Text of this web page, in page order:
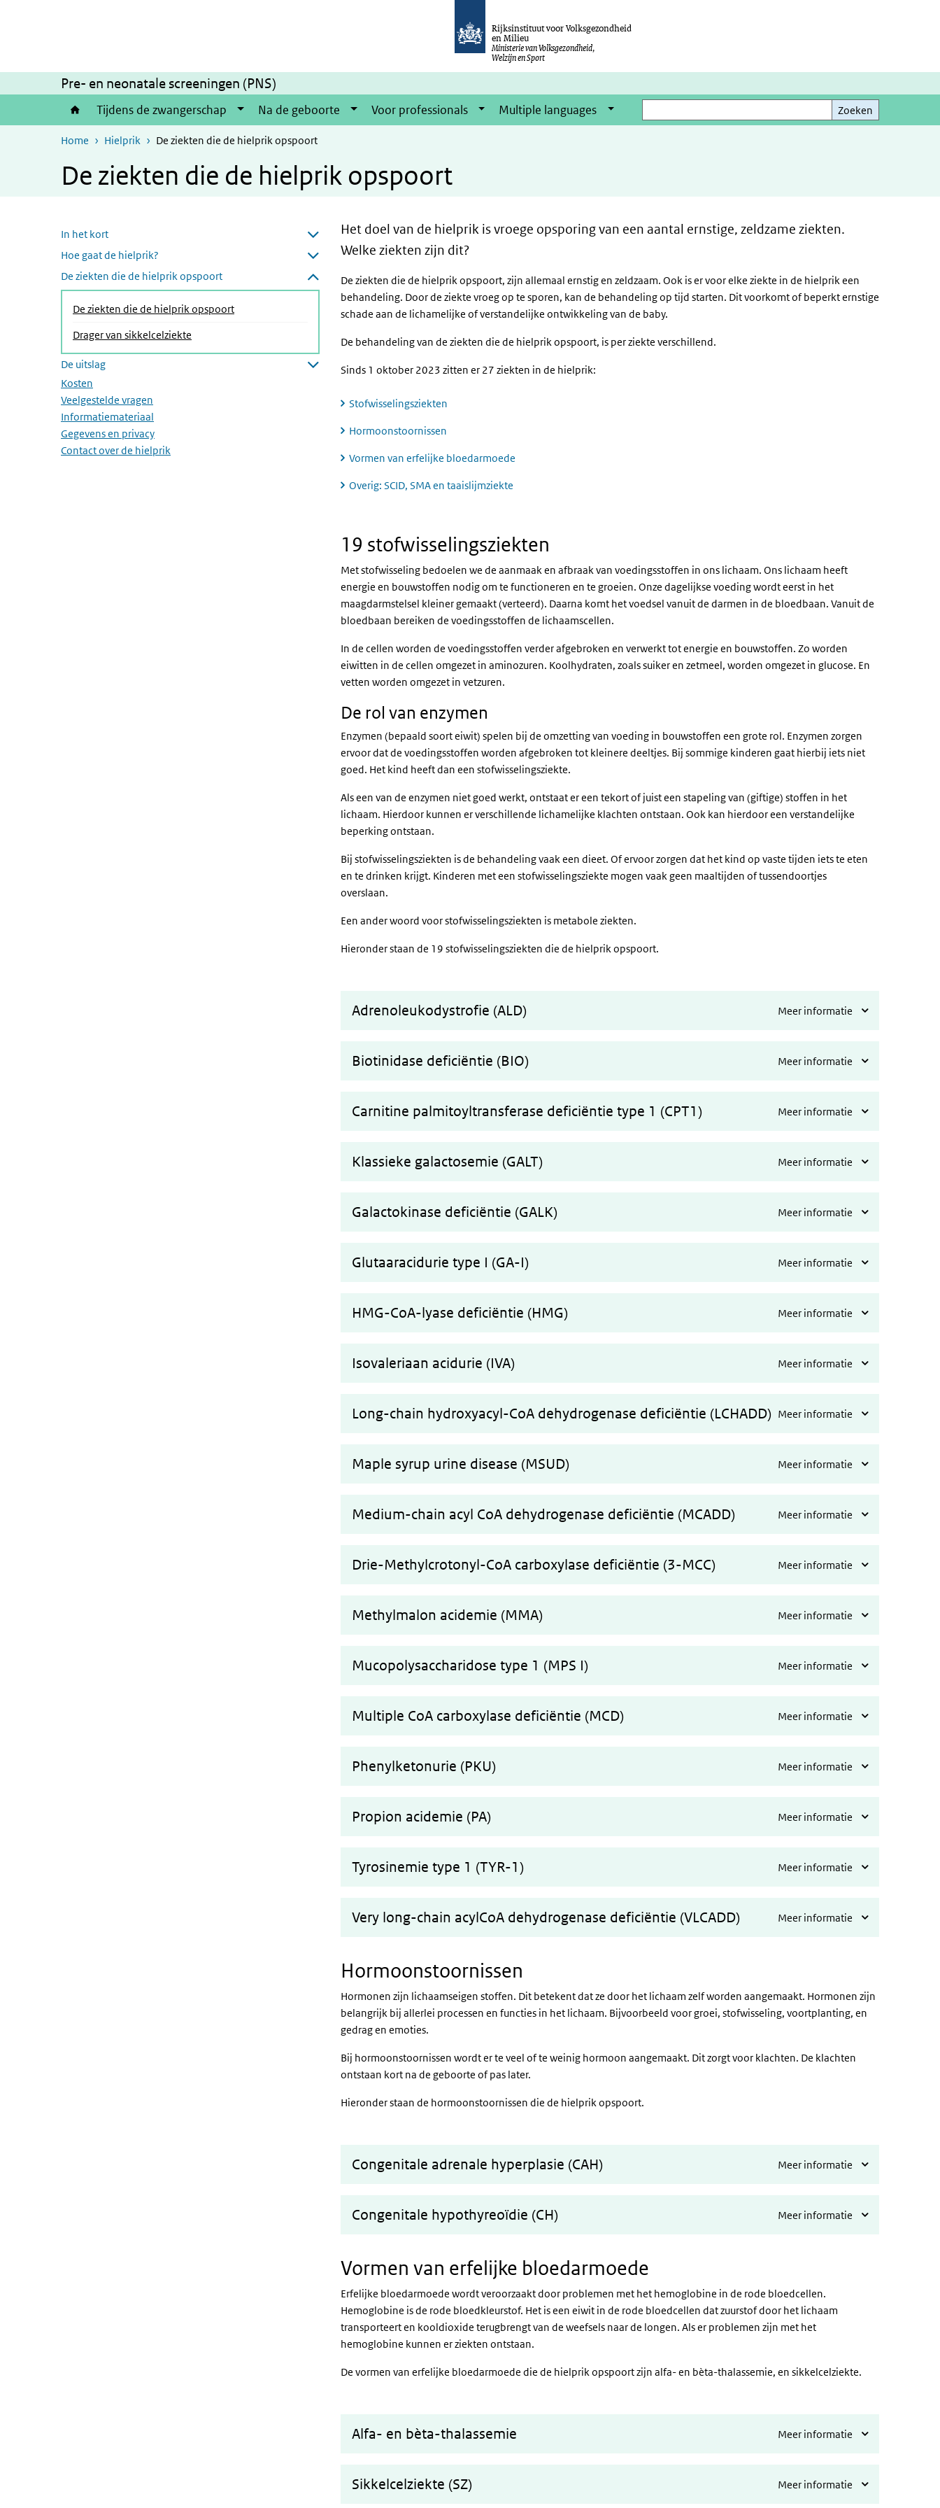
Rijksinstituut voor Volksgezondheid
en Milieu
Ministerie van Volksgezondheid,
Welzijn en Sport
Pre- en neonatale screeningen (PNS)
Tijdens de zwangerschap Na de geboorte Voor professionals Multiple languages
Zoeken
Zoeken
Home Hielprik De ziekten die de hielprik opspoort
De ziekten die de hielprik opspoort
Overslaan menu
In het kort
Submenu openen
Hoe gaat de hielprik?
Submenu openen
De ziekten die de hielprik opspoort
Submenu sluiten
De ziekten die de hielprik opspoort(Actieve pagina)
Drager van sikkelcelziekte
De uitslag
Submenu openen
Kosten
Veelgestelde vragen
Informatiemateriaal
Gegevens en privacy
Contact over de hielprik
Het doel van de hielprik is vroege opsporing van een aantal ernstige, zeldzame ziekten.
Welke ziekten zijn dit?
De ziekten die de hielprik opspoort, zijn allemaal ernstig en zeldzaam. Ook is er voor elke ziekte in de hielprik een
behandeling. Door de ziekte vroeg op te sporen, kan de behandeling op tijd starten. Dit voorkomt of beperkt ernstige
schade aan de lichamelijke of verstandelijke ontwikkeling van de baby.
De behandeling van de ziekten die de hielprik opspoort, is per ziekte verschillend.
Sinds 1 oktober 2023 zitten er 27 ziekten in de hielprik:
Stofwisselingsziekten
Hormoonstoornissen
Vormen van erfelijke bloedarmoede
Overig: SCID, SMA en taaislijmziekte
19 stofwisselingsziekten
Met stofwisseling bedoelen we de aanmaak en afbraak van voedingsstoffen in ons lichaam. Ons lichaam heeft
energie en bouwstoffen nodig om te functioneren en te groeien. Onze dagelijkse voeding wordt eerst in het
maagdarmstelsel kleiner gemaakt (verteerd). Daarna komt het voedsel vanuit de darmen in de bloedbaan. Vanuit de
bloedbaan bereiken de voedingsstoffen de lichaamscellen.
In de cellen worden de voedingsstoffen verder afgebroken en verwerkt tot energie en bouwstoffen. Zo worden
eiwitten in de cellen omgezet in aminozuren. Koolhydraten, zoals suiker en zetmeel, worden omgezet in glucose. En
vetten worden omgezet in vetzuren.
De rol van enzymen
Enzymen (bepaald soort eiwit) spelen bij de omzetting van voeding in bouwstoffen een grote rol. Enzymen zorgen
ervoor dat de voedingsstoffen worden afgebroken tot kleinere deeltjes. Bij sommige kinderen gaat hierbij iets niet
goed. Het kind heeft dan een stofwisselingsziekte.
Als een van de enzymen niet goed werkt, ontstaat er een tekort of juist een stapeling van (giftige) stoffen in het
lichaam. Hierdoor kunnen er verschillende lichamelijke klachten ontstaan. Ook kan hierdoor een verstandelijke
beperking ontstaan.
Bij stofwisselingsziekten is de behandeling vaak een dieet. Of ervoor zorgen dat het kind op vaste tijden iets te eten
en te drinken krijgt. Kinderen met een stofwisselingsziekte mogen vaak geen maaltijden of tussendoortjes
overslaan.
Een ander woord voor stofwisselingsziekten is metabole ziekten.
Hieronder staan de 19 stofwisselingsziekten die de hielprik opspoort.
Adrenoleukodystrofie (ALD) Meer informatie
Biotinidase deficiëntie (BIO) Meer informatie
Carnitine palmitoyltransferase deficiëntie type 1 (CPT1) Meer informatie
Klassieke galactosemie (GALT) Meer informatie
Galactokinase deficiëntie (GALK) Meer informatie
Glutaaracidurie type I (GA-I) Meer informatie
HMG-CoA-lyase deficiëntie (HMG) Meer informatie
Isovaleriaan acidurie (IVA) Meer informatie
Long-chain hydroxyacyl-CoA dehydrogenase deficiëntie (LCHADD) Meer informatie
Maple syrup urine disease (MSUD) Meer informatie
Medium-chain acyl CoA dehydrogenase deficiëntie (MCADD) Meer informatie
Drie-Methylcrotonyl-CoA carboxylase deficiëntie (3-MCC) Meer informatie
Methylmalon acidemie (MMA) Meer informatie
Mucopolysaccharidose type 1 (MPS I) Meer informatie
Multiple CoA carboxylase deficiëntie (MCD) Meer informatie
Phenylketonurie (PKU) Meer informatie
Propion acidemie (PA) Meer informatie
Tyrosinemie type 1 (TYR-1) Meer informatie
Very long-chain acylCoA dehydrogenase deficiëntie (VLCADD) Meer informatie
Hormoonstoornissen
Hormonen zijn lichaamseigen stoffen. Dit betekent dat ze door het lichaam zelf worden aangemaakt. Hormonen zijn
belangrijk bij allerlei processen en functies in het lichaam. Bijvoorbeeld voor groei, stofwisseling, voortplanting, en
gedrag en emoties.
Bij hormoonstoornissen wordt er te veel of te weinig hormoon aangemaakt. Dit zorgt voor klachten. De klachten
ontstaan kort na de geboorte of pas later.
Hieronder staan de hormoonstoornissen die de hielprik opspoort.
Congenitale adrenale hyperplasie (CAH) Meer informatie
Congenitale hypothyreoïdie (CH) Meer informatie
Vormen van erfelijke bloedarmoede
Erfelijke bloedarmoede wordt veroorzaakt door problemen met het hemoglobine in de rode bloedcellen.
Hemoglobine is de rode bloedkleurstof. Het is een eiwit in de rode bloedcellen dat zuurstof door het lichaam
transporteert en kooldioxide terugbrengt van de weefsels naar de longen. Als er problemen zijn met het
hemoglobine kunnen er ziekten ontstaan.
De vormen van erfelijke bloedarmoede die de hielprik opspoort zijn alfa- en bèta-thalassemie, en sikkelcelziekte.
Alfa- en bèta-thalassemie Meer informatie
Sikkelcelziekte (SZ) Meer informatie